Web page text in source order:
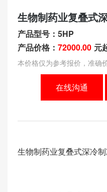
生物制药业复叠式
产品型号：5HP
产品价格： 72000.00 元
本价格仅为参考报价，准确
在线沟通
生物制药业复叠式深冷